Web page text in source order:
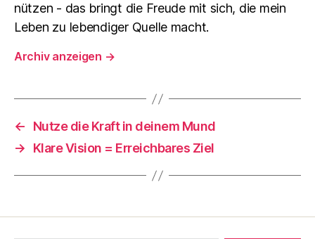
nützen - das bringt die Freude mit sich, die mein
Leben zu lebendiger Quelle macht.
Archiv anzeigen →
←
Nutze die Kraft in deinem Mund
→
Klare Vision = Erreichbares Ziel